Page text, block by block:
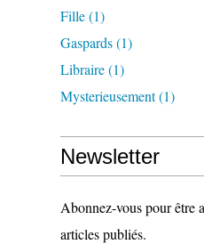
Fille(1)
Gaspards(1)
Libraire(1)
Mysterieusement(1)
Newsletter
Abonnez-vous pour être
articles publiés.